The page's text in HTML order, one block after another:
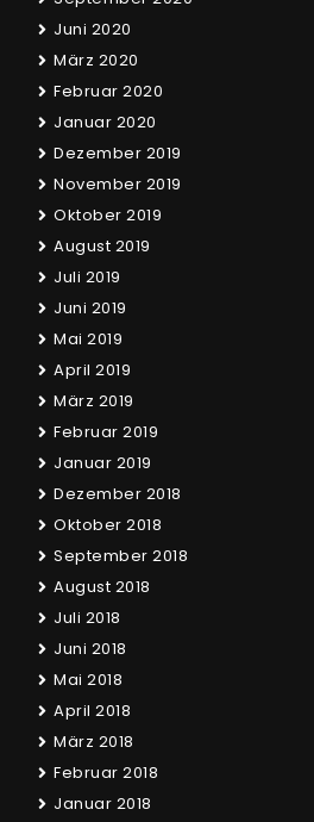
Juni 2020
März 2020
Februar 2020
Januar 2020
Dezember 2019
November 2019
Oktober 2019
August 2019
Juli 2019
Juni 2019
Mai 2019
April 2019
März 2019
Februar 2019
Januar 2019
Dezember 2018
Oktober 2018
September 2018
August 2018
Juli 2018
Juni 2018
Mai 2018
April 2018
März 2018
Februar 2018
Januar 2018